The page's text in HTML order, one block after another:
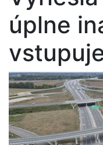
úplne